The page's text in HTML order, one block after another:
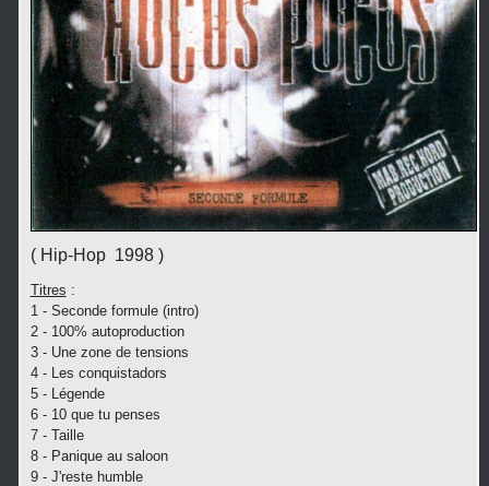
( Hip-Hop 1998 )
Titres :
1 - Seconde formule (intro)
2 - 100% autoproduction
3 - Une zone de tensions
4 - Les conquistadors
5 - Légende
6 - 10 que tu penses
7 - Taille
8 - Panique au saloon
9 - J'reste humble